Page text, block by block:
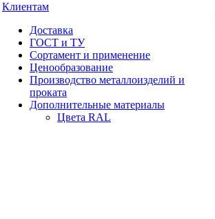
Клиентам
Доставка
ГОСТ и ТУ
Сортамент и применение
Ценообразование
Производство металлоизделий и
проката
Дополнительные материалы
Цвета RAL